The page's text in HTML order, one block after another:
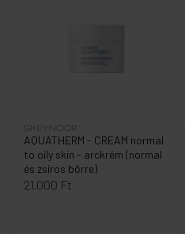
AQUATHERM - CREAM normal
to oily skin - arckrém (normal
és zsíros bőrre)
SKEYNDOR
21.000 Ft